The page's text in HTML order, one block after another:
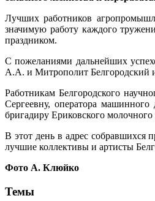
Лучших работников
значимую работу каждого
праздником.
С пожеланиями дальнейших
А.А. и Митрополит Белгородский
Работникам Белгородского
Сергеевну, оператора
бригадиру Ериковского молочного
В этот день в адрес собравшихся
лучшие коллективы и артисты
Фото А. Клюйко
Темы